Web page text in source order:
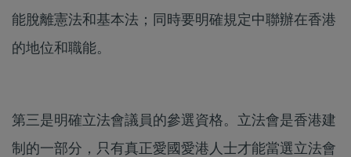
能脫離憲法和基本法；同時要明確規定中聯辦在香港
的地位和職能。
第三是明確立法會議員的參選資格。立法會是香港建
制的一部分，只有真正愛國愛港人士才能當選立法會